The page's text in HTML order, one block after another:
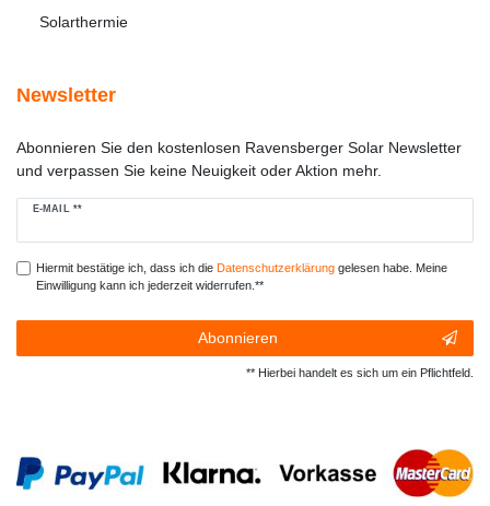
Solarthermie
Newsletter
Abonnieren Sie den kostenlosen Ravensberger Solar Newsletter
und verpassen Sie keine Neuigkeit oder Aktion mehr.
E-MAIL **
Newsletter
Hiermit bestätige ich, dass ich die Daten­schutz­erklärunggelesen habe. Meine
Einwilligung kann ich jederzeit widerrufen.**
Abonnieren
** Hierbei handelt es sich um ein Pflichtfeld.